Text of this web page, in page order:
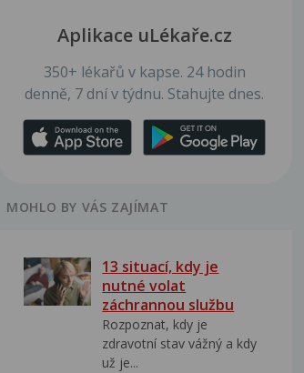
Aplikace uLékaře.cz
350+ lékařů v kapse. 24 hodin
denně, 7 dní v týdnu. Stahujte dnes.
MOHLO BY VÁS ZAJÍMAT
13 situací, kdy je
nutné volat
záchrannou službu
Rozpoznat, kdy je
zdravotní stav vážný a kdy
už je...